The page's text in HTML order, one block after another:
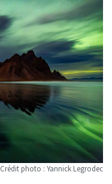
Crédit photo : Yannick Legrodec